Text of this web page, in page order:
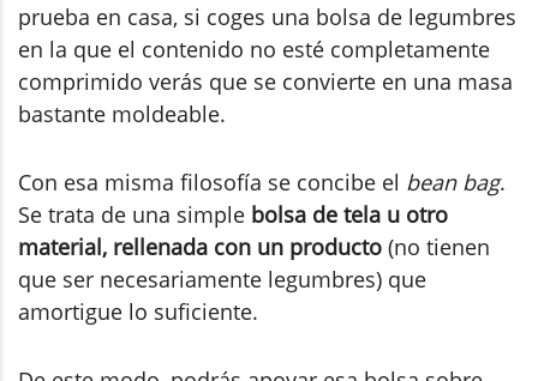
prueba en casa, si coges una bolsa de legumbres
en la que el contenido no esté completamente
comprimido verás que se convierte en una masa
bastante moldeable.
Con esa misma filosofía se concibe el bean bag.
Se trata de una simple bolsa de tela u otro
material, rellenada con un producto (no tienen
que ser necesariamente legumbres) que
amortigue lo suficiente.